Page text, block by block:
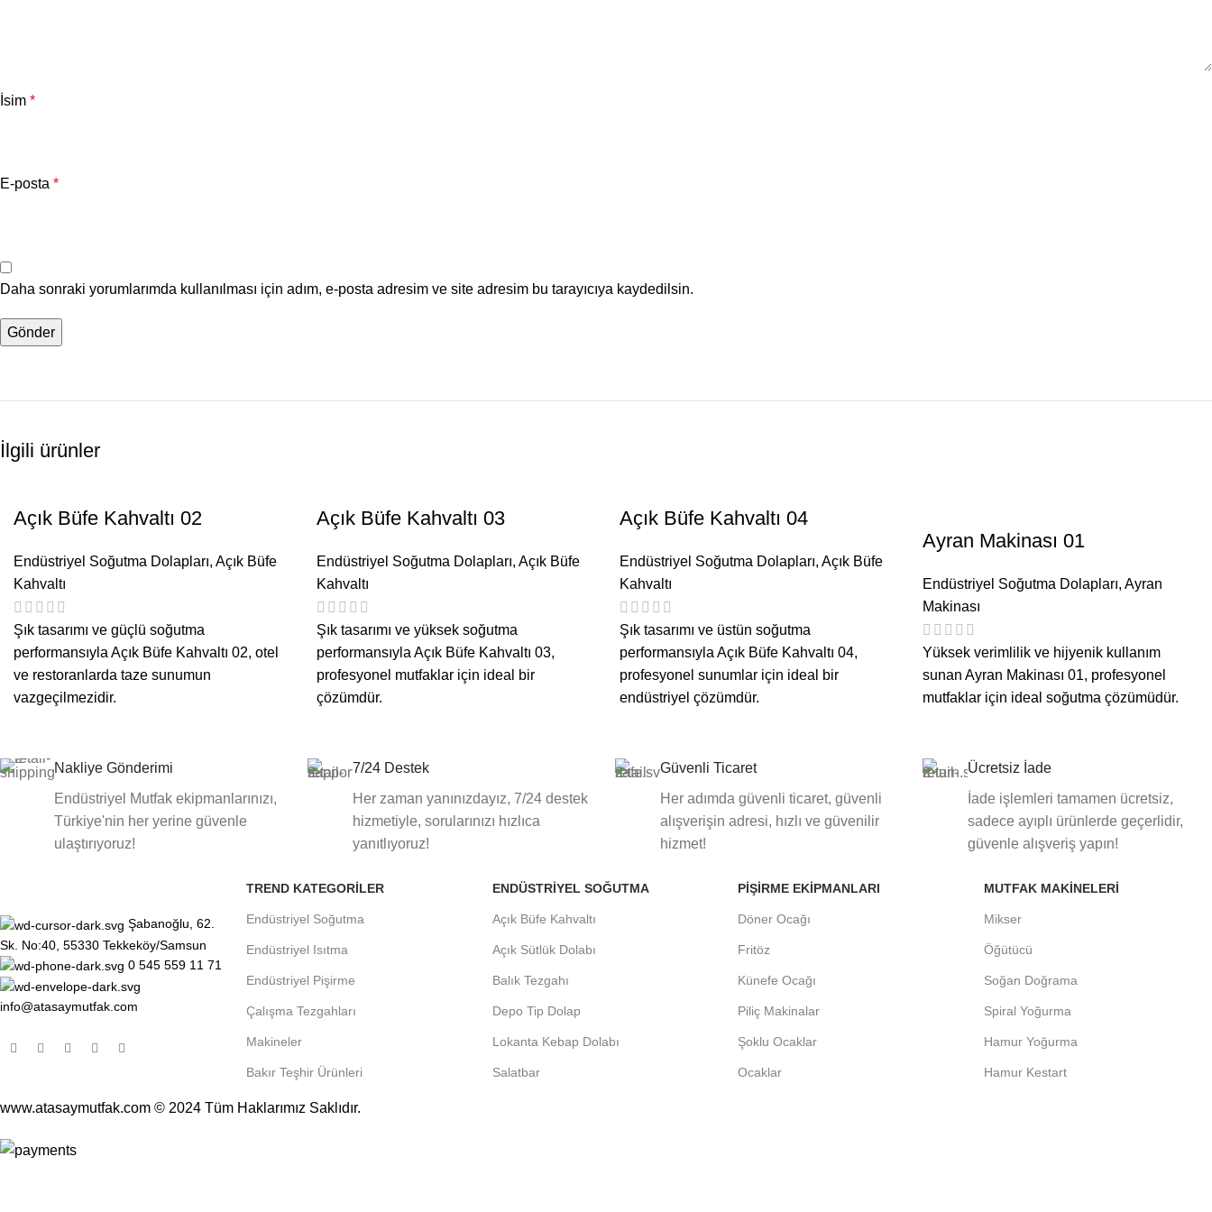
İsim *
E-posta *
Daha sonraki yorumlarımda kullanılması için adım, e-posta adresim ve site adresim bu tarayıcıya kaydedilsin.
İlgili ürünler
Açık Büfe Kahvaltı 02
Endüstriyel Soğutma Dolapları, Açık Büfe
Kahvaltı
Şık tasarımı ve güçlü soğutma
performansıyla Açık Büfe Kahvaltı 02, otel
ve restoranlarda taze sunumun
vazgeçilmezidir.
Açık Büfe Kahvaltı 03
Endüstriyel Soğutma Dolapları, Açık Büfe
Kahvaltı
Şık tasarımı ve yüksek soğutma
performansıyla Açık Büfe Kahvaltı 03,
profesyonel mutfaklar için ideal bir
çözümdür.
Açık Büfe Kahvaltı 04
Endüstriyel Soğutma Dolapları, Açık Büfe
Kahvaltı
Şık tasarımı ve üstün soğutma
performansıyla Açık Büfe Kahvaltı 04,
profesyonel sunumlar için ideal bir
endüstriyel çözümdür.
Ayran Makinası 01
Endüstriyel Soğutma Dolapları, Ayran
Makinası
Yüksek verimlilik ve hijyenik kullanım
sunan Ayran Makinası 01, profesyonel
mutfaklar için ideal soğutma çözümüdür.
Nakliye Gönderimi
Endüstriyel Mutfak ekipmanlarınızı,
Türkiye'nin her yerine güvenle
ulaştırıyoruz!
7/24 Destek
Her zaman yanınızdayız, 7/24 destek
hizmetiyle, sorularınızı hızlıca
yanıtlıyoruz!
Güvenli Ticaret
Her adımda güvenli ticaret, güvenli
alışverişin adresi, hızlı ve güvenilir
hizmet!
Ücretsiz İade
İade işlemleri tamamen ücretsiz,
sadece ayıplı ürünlerde geçerlidir,
güvenle alışveriş yapın!
Şabanoğlu, 62.
Sk. No:40, 55330 Tekkeköy/Samsun
0 545 559 11 71
info@atasaymutfak.com
TREND KATEGORILER
Endüstriyel Soğutma
Endüstriyel Isıtma
Endüstriyel Pişirme
Çalışma Tezgahları
Makineler
Bakır Teşhir Ürünleri
ENDÜSTRIYEL SOĞUTMA
Açık Büfe Kahvaltı
Açık Sütlük Dolabı
Balık Tezgahı
Depo Tip Dolap
Lokanta Kebap Dolabı
Salatbar
PIŞIRME EKIPMANLARI
Döner Ocağı
Fritöz
Künefe Ocağı
Piliç Makinalar
Şoklu Ocaklar
Ocaklar
MUTFAK MAKINELERI
Mikser
Öğütücü
Soğan Doğrama
Spiral Yoğurma
Hamur Yoğurma
Hamur Kestart
www.atasaymutfak.com © 2024 Tüm Haklarımız Saklıdır.